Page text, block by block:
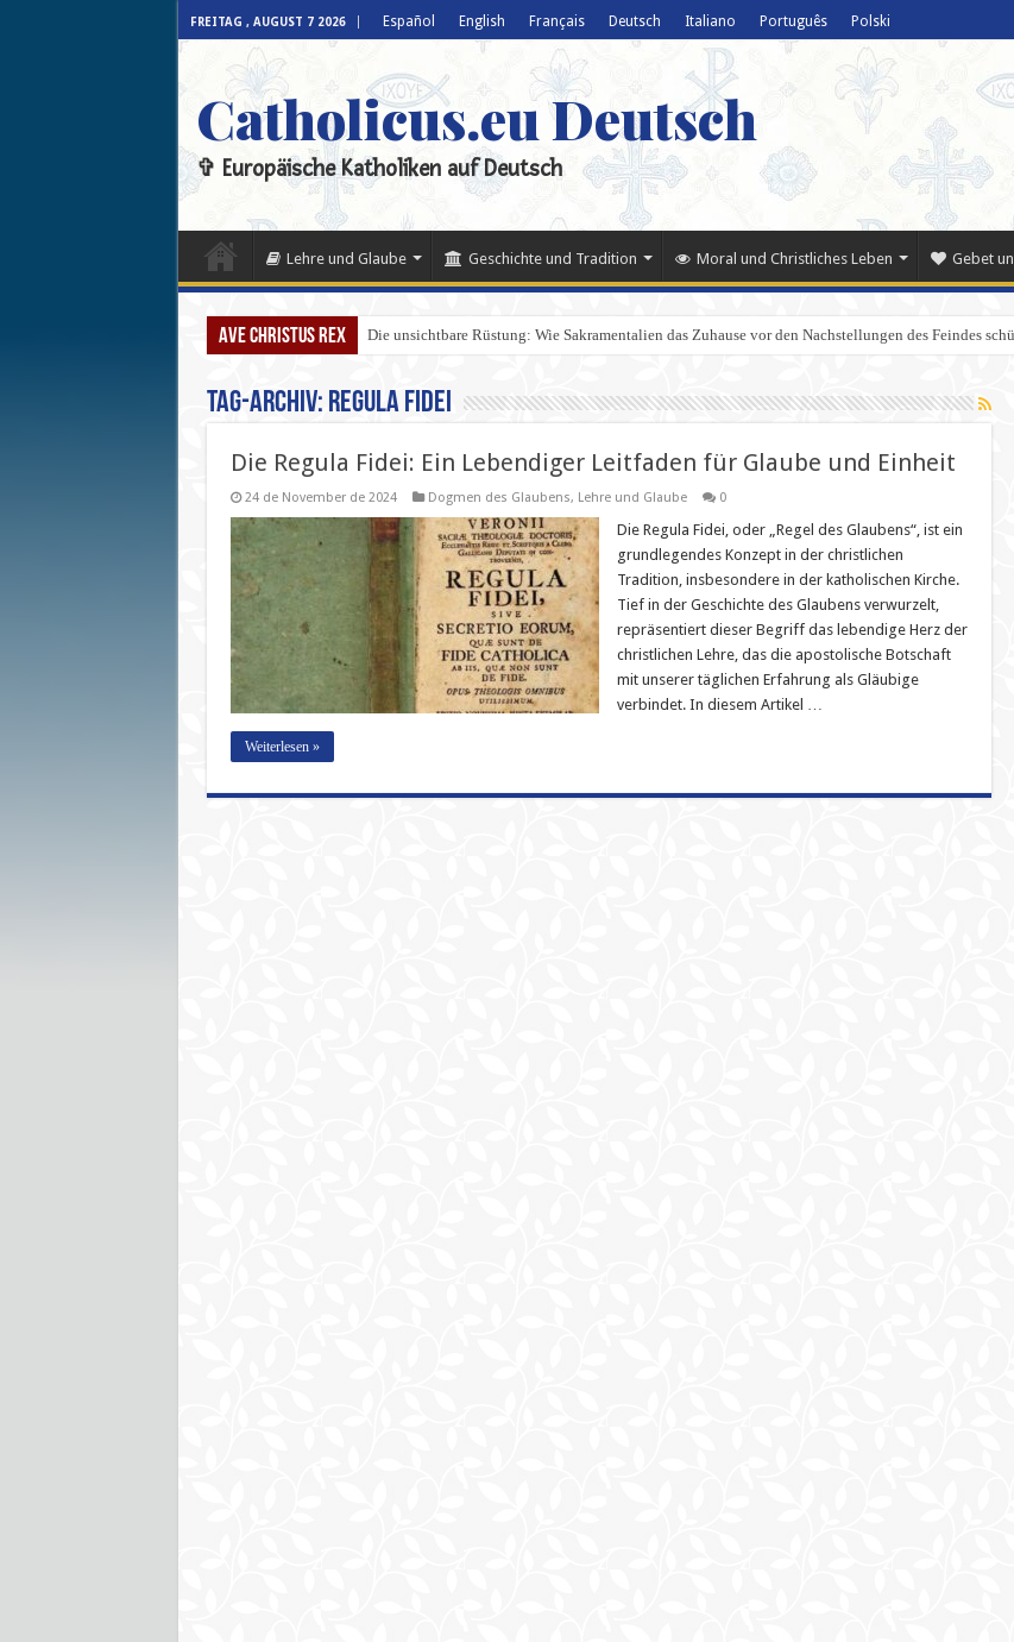
FREITAG , AUGUST 7 2026 Español English Français Deutsch Italiano Português Polski
Catholicus.eu Deutsch
✞ Europäische Katholiken auf Deutsch
Lehre und Glaube Geschichte und Tradition Moral und Christliches Leben Gebet
Ave Christus Rex Die unsichtbare Rüstung: Wie Sakramentalien das Zuhause vor den Nachstellungen des Feindes
Tag-Archiv: Regula Fidei
Die Regula Fidei: Ein Lebendiger Leitfaden für Glaube und Einheit
24 de November de 2024 Dogmen des Glaubens, Lehre und Glaube 0
Die Regula Fidei, oder „Regel des Glaubens“, ist ein
grundlegendes Konzept in der christlichen
Tradition, insbesondere in der katholischen Kirche.
Tief in der Geschichte des Glaubens verwurzelt,
repräsentiert dieser Begriff das lebendige Herz der
christlichen Lehre, das die apostolische Botschaft
mit unserer täglichen Erfahrung als Gläubige
verbindet. In diesem Artikel …
Weiterlesen »